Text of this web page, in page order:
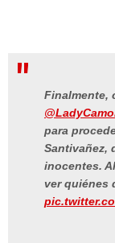
Finalmente,
para
Santivañez,
inocentes.
ver quiénes